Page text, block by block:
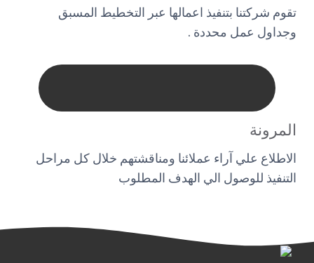
تقوم شركتنا بتنفيذ اعمالها عبر التخطيط المسبق
وجداول عمل محددة .
المرونة
الاطلاع علي آراء عملائنا ومناقشتهم خلال كل مراحل
التنفيذ للوصول الي الهدف المطلوب